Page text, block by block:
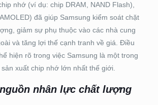
nhớ (ví dụ: chip DRAM, NAND Flash),
đã giúp Samsung kiểm soát chặt
giảm sự phụ thuộc vào các nhà cung
và tăng lợi thế cạnh tranh về giá. Điều
hiện rõ trong việc Samsung là một trong
xuất chip nhớ lớn nhất thế giới.
nhân lực chất lượng